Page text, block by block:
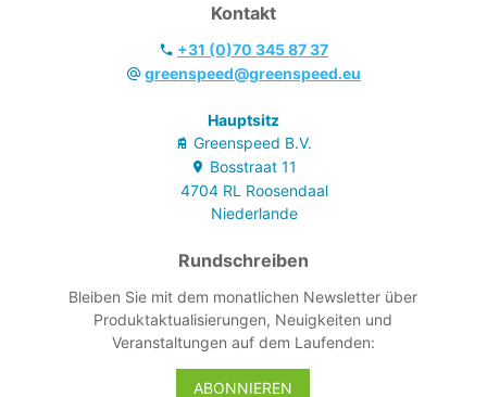
Kontakt
+31 (0)70 345 87 37
greenspeed@greenspeed.eu
Hauptsitz
Greenspeed B.V.
Bosstraat 11
4704 RL Roosendaal
Niederlande
Rundschreiben
Bleiben Sie mit dem monatlichen Newsletter über
Produktaktualisierungen, Neuigkeiten und
Veranstaltungen auf dem Laufenden:
ABONNIEREN